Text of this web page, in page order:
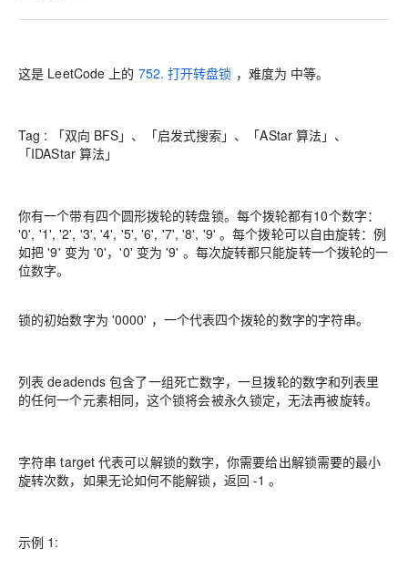
这是 LeetCode 上的 752. 打开转盘锁 ，难度为 中等。
Tag : 「双向 BFS」、「启发式搜索」、「AStar 算法」、
「IDAStar 算法」
你有一个带有四个圆形拨轮的转盘锁。每个拨轮都有10个数字：
'0', '1', '2', '3', '4', '5', '6', '7', '8', '9' 。每个拨轮可以自由旋转：例
如把 '9' 变为 '0'，'0' 变为 '9' 。每次旋转都只能旋转一个拨轮的一
位数字。
锁的初始数字为 '0000' ，一个代表四个拨轮的数字的字符串。
列表 deadends 包含了一组死亡数字，一旦拨轮的数字和列表里
的任何一个元素相同，这个锁将会被永久锁定，无法再被旋转。
字符串 target 代表可以解锁的数字，你需要给出解锁需要的最小
旋转次数，如果无论如何不能解锁，返回 -1 。
示例 1: